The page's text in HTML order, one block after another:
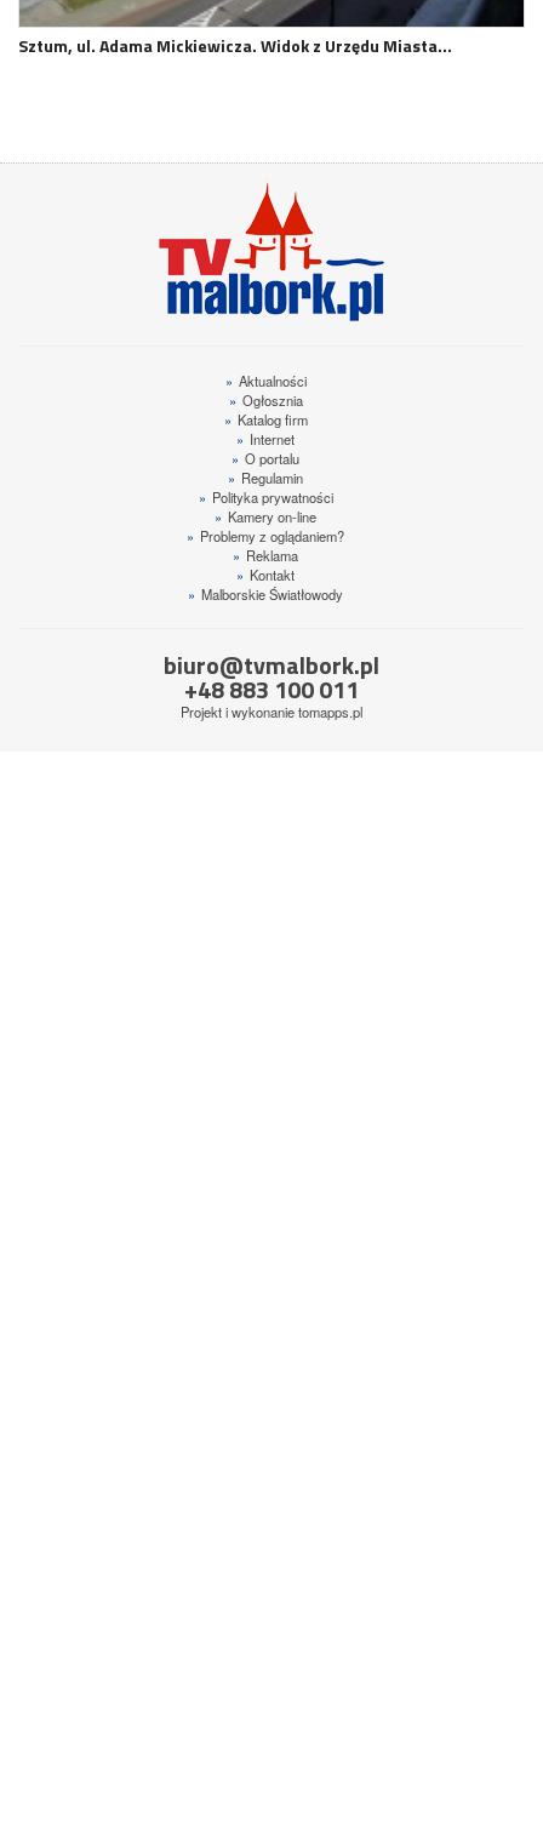
Sztum, ul. Adama Mickiewicza. Widok z Urzędu Miasta…
» Aktualności
» Ogłosznia
» Katalog firm
» Internet
» O portalu
» Regulamin
» Polityka prywatności
» Kamery on-line
» Problemy z oglądaniem?
» Reklama
» Kontakt
» Malborskie Światłowody
biuro@tvmalbork.pl
+48 883 100 011
Projekt i wykonanietomapps.pl